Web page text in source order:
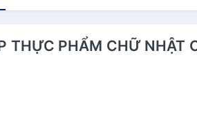
THỰC PHẨM CHỮ NHẬT